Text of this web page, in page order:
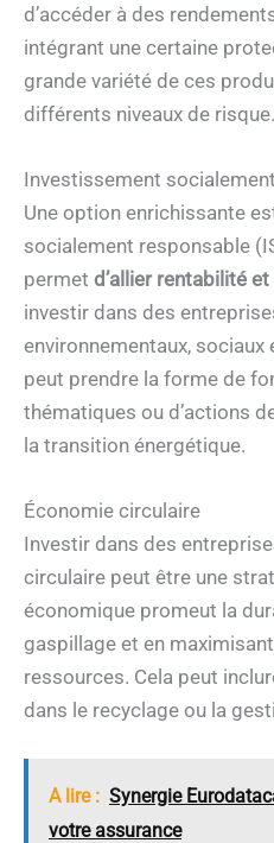
d’accéder à des
intégrant une certaine
grande variété de ces
différents niveaux de risque.
Investissement
Une option enrichissante
socialement responsable
permet d’allier rentabilité
investir dans des
environnementaux, sociaux
peut prendre la forme de
thématiques ou d’actions
la transition énergétique.
Économie circulaire
Investir dans des
circulaire peut être une
économique promeut la
gaspillage et en
ressources. Cela peut
dans le recyclage ou la
A lire : Synergie
votre assurance